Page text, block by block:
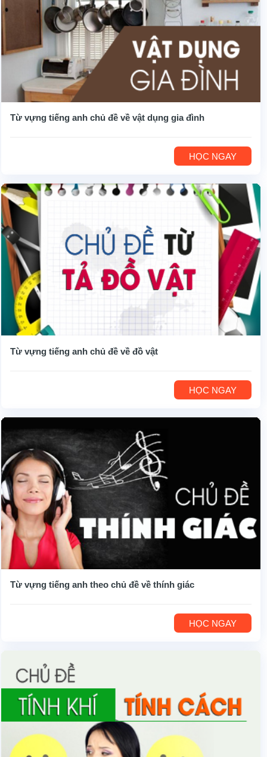
Từ vựng tiếng anh chủ đề về vật dụng gia đình
HỌC NGAY
Từ vựng tiếng anh chủ đề về đồ vật
HỌC NGAY
Từ vựng tiếng anh theo chủ đề về thính giác
HỌC NGAY